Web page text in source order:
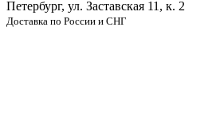
Петербург, ул. Заставская 11, к. 2
Доставка по России и СНГ